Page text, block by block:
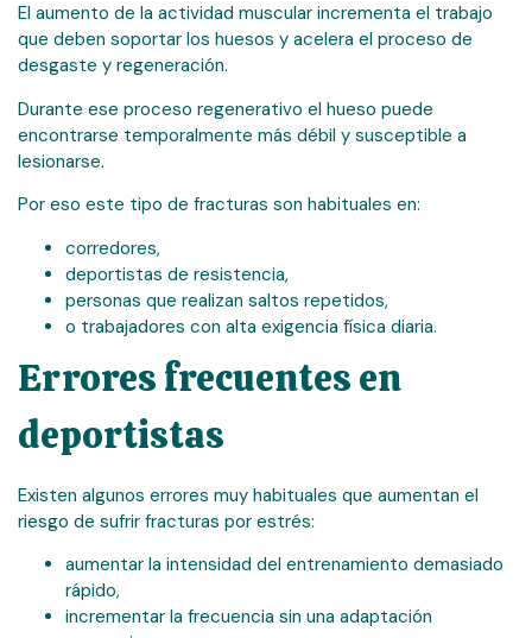
El aumento de la actividad muscular incrementa el trabajo
que deben soportar los huesos y acelera el proceso de
desgaste y regeneración.
Durante ese proceso regenerativo el hueso puede
encontrarse temporalmente más débil y susceptible a
lesionarse.
Por eso este tipo de fracturas son habituales en:
corredores,
deportistas de resistencia,
personas que realizan saltos repetidos,
o trabajadores con alta exigencia física diaria.
Errores frecuentes en
deportistas
Existen algunos errores muy habituales que aumentan el
riesgo de sufrir fracturas por estrés:
aumentar la intensidad del entrenamiento demasiado
rápido,
incrementar la frecuencia sin una adaptación